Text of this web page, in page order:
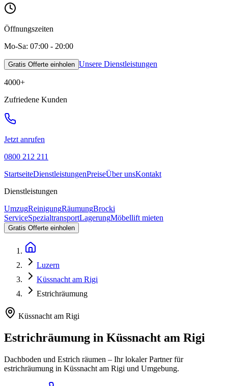
Öffnungszeiten
Mo-Sa: 07:00 - 20:00
Gratis Offerte einholen Unsere Dienstleistungen
4000+
Zufriedene Kunden
Jetzt anrufen
0800 212 211
StartseiteDienstleistungenPreiseÜber unsKontakt
Dienstleistungen
UmzugReinigungRäumungBrocki
ServiceSpezialtransportLagerungMöbellift mieten
Gratis Offerte einholen
Luzern
Küssnacht am Rigi
Estrichräumung
Küssnacht am Rigi
Estrichräumung in Küssnacht am Rigi
Dachboden und Estrich räumen – Ihr lokaler Partner für
estrichräumung in Küssnacht am Rigi und Umgebung.